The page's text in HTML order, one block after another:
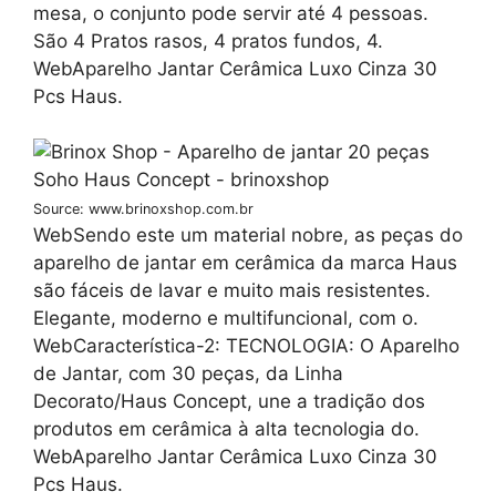
mesa, o conjunto pode servir até 4 pessoas.
São 4 Pratos rasos, 4 pratos fundos, 4.
WebAparelho Jantar Cerâmica Luxo Cinza 30
Pcs Haus.
Source: www.brinoxshop.com.br
WebSendo este um material nobre, as peças do
aparelho de jantar em cerâmica da marca Haus
são fáceis de lavar e muito mais resistentes.
Elegante, moderno e multifuncional, com o.
WebCaracterística-2: TECNOLOGIA: O Aparelho
de Jantar, com 30 peças, da Linha
Decorato/Haus Concept, une a tradição dos
produtos em cerâmica à alta tecnologia do.
WebAparelho Jantar Cerâmica Luxo Cinza 30
Pcs Haus.